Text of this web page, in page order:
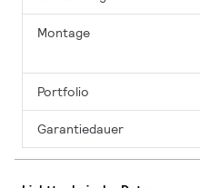
Montage
Portfolio
Garantiedauer